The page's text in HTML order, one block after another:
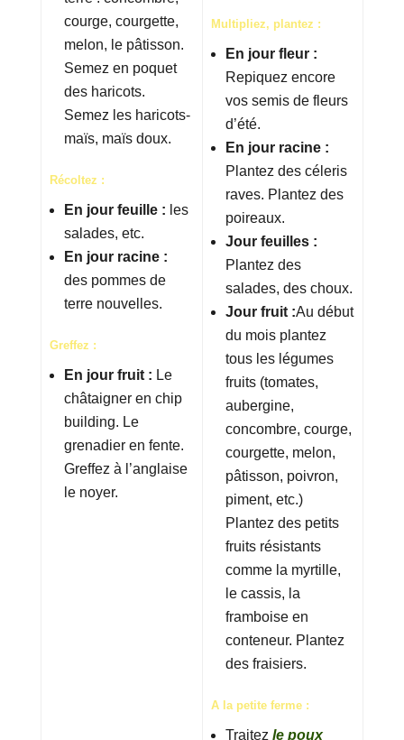
courge, courgette,
melon, le pâtisson.
Semez en poquet
des haricots.
Semez les haricots-
maïs, maïs doux.
Récoltez :
En jour feuille : les
salades, etc.
En jour racine :
des pommes de
terre nouvelles.
Greffez :
En jour fruit : Le
châtaigner en chip
building. Le
grenadier en fente.
Greffez à l’anglaise
le noyer.
Multipliez, plantez :
En jour fleur :
Repiquez encore
vos semis de fleurs
d’été.
En jour racine :
Plantez des céleris
raves. Plantez des
poireaux.
Jour feuilles :
Plantez des
salades, des choux.
Jour fruit :Au début
du mois plantez
tous les légumes
fruits (tomates,
aubergine,
concombre, courge,
courgette, melon,
pâtisson, poivron,
piment, etc.)
Plantez des petits
fruits résistants
comme la myrtille,
le cassis, la
framboise en
conteneur. Plantez
des fraisiers.
A la petite ferme :
Traitez le poux